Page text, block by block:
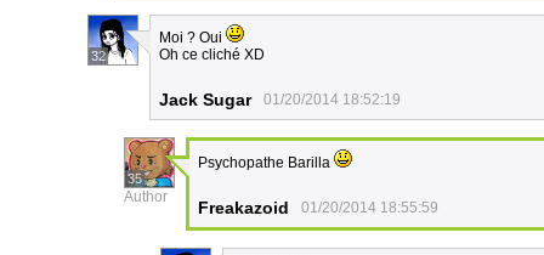
32
Moi ? Oui
Oh ce cliché XD
Jack Sugar 01/20/2014 18:52:19
35
Author
Psychopathe Barilla
Freakazoid 01/20/2014 18:55:59